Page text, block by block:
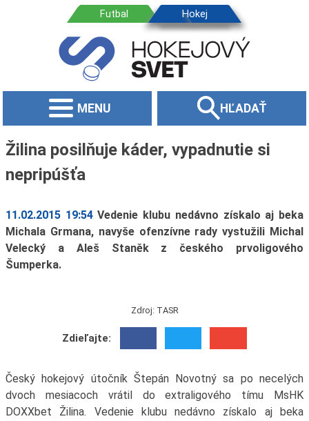
MENU HĽADAŤ
Žilina posilňuje káder, vypadnutie si
nepripúšťa
11.02.2015 19:54 Vedenie klubu nedávno získalo aj beka
Michala Grmana, navyše ofenzívne rady vystužili Michal
Velecký a Aleš Staněk z českého prvoligového
Šumperka.
Zdroj: TASR
Zdieľajte:
Český hokejový útočník Štepán Novotný sa po necelých
dvoch mesiacoch vrátil do extraligového tímu MsHK
DOXXbet Žilina. Vedenie klubu nedávno získalo aj beka